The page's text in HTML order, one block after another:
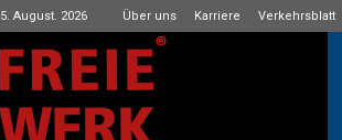
5. August. 2026 Über uns Karriere Verkehrsblatt
Freie
Werkstatt